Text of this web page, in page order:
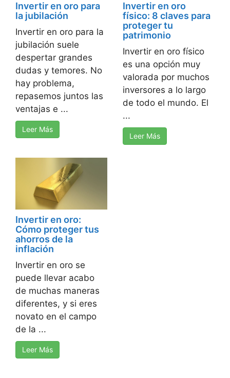
Invertir en oro para
la jubilación
Invertir en oro para la
jubilación suele
despertar grandes
dudas y temores. No
hay problema,
repasemos juntos las
ventajas e ...
Leer Más
Invertir en oro
físico: 8 claves para
proteger tu
patrimonio
Invertir en oro físico
es una opción muy
valorada por muchos
inversores a lo largo
de todo el mundo. El
...
Leer Más
Invertir en oro:
Cómo proteger tus
ahorros de la
inflación
Invertir en oro se
puede llevar acabo
de muchas maneras
diferentes, y si eres
novato en el campo
de la ...
Leer Más